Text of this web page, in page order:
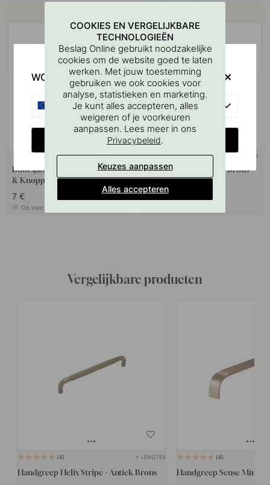
127
Boorsjabloon voor handgrepen
& Knoppen
7 €
Op voorraad
1 + KLEUREN
Knop Portland - Antiek Brons
14 €
Vergelijkbare producten
4 + LENGTES
Handgreep Helix Stripe - Antiek Brons
4
Handgreep Sense Mini -
COOKIES EN VERGELIJKBARE
TECHNOLOGIEËN
Beslag Online gebruikt noodzakelijke
cookies om de website goed te laten
werken. Met jouw toestemming
gebruiken we ook cookies voor
analyse, statistieken en marketing.
Je kunt alles accepteren, alles
weigeren of je voorkeuren
aanpassen. Lees meer in ons
Privacybeleid.
Keuzes aanpassen
Alles accepteren
WOULD YOU RATHER VISIT?
CHANGE COUNTRY